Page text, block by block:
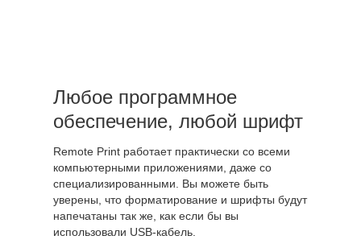
Любое программное
обеспечение, любой шрифт
Remote Print работает практически со всеми
компьютерными приложениями, даже со
специализированными. Вы можете быть
уверены, что форматирование и шрифты будут
напечатаны так же, как если бы вы
использовали USB-кабель.